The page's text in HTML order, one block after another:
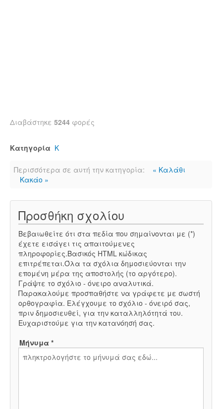
Διαβάστηκε 5244 φορές
Κατηγορία Κ
Περισσότερα σε αυτή την κατηγορία:
« Καλάθι
Κακάο »
Προσθήκη σχολίου
Βεβαιωθείτε ότι στα πεδία που σημαίνονται με (*)
έχετε εισάγει τις απαιτούμενες
πληροφορίες.Βασικός HTML κώδικας
επιτρέπεται.Όλα τα σχόλια δημοσιεύονται την
επομένη μέρα της αποστολής (το αργότερο).
Γράψτε το σχόλιο - όνειρο αναλυτικά.
Παρακαλούμε προσπαθήστε να γράφετε με σωστή
ορθογραφία. Ελέγχουμε το σχόλιο - όνειρό σας,
πριν δημοσιευθεί, για την καταλληλότητά του.
Ευχαριστούμε για την κατανόησή σας.
Μήνυμα *